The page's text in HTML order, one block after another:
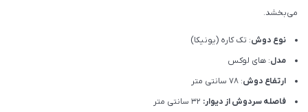
می‌بخشد.
نوع دوش: تک کاره (یونیکا)
مدل: های لوکس
ارتفاع دوش: 78 سانتی متر
فاصله سردوش از دیوار: